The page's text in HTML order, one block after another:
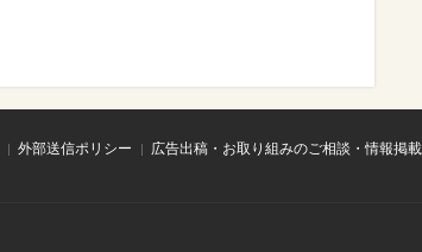
外部送信ポリシー
広告出稿・お取り組みのご相談・情報掲